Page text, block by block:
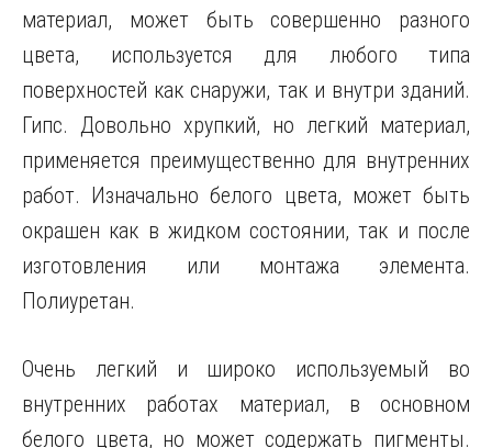
материал, может быть совершенно разного
цвета, используется для любого типа
поверхностей как снаружи, так и внутри зданий.
Гипс. Довольно хрупкий, но легкий материал,
применяется преимущественно для внутренних
работ. Изначально белого цвета, может быть
окрашен как в жидком состоянии, так и после
изготовления или монтажа элемента.
Полиуретан.
Очень легкий и широко используемый во
внутренних работах материал, в основном
белого цвета, но может содержать пигменты.